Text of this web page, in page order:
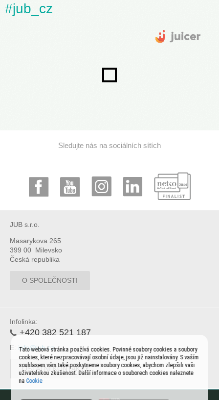
#jub_cz
Sledujte nás na sociálních sítích
JUB s.r.o.
Masarykova 265
399 00 Milevsko
Česká republika
O SPOLEČNOSTI
Infolinka:
+420 382 521 187
E: info@jub.cz
OSTATNÍ KONTAKTY
Tato webová stránka používá cookies. Povinné soubory cookies a soubory
cookies, které nezpracovávají osobní údaje, jsou již nainstalovány. S vaším
souhlasem vám také poskytneme soubory cookies, abychom zlepšili vaši
uživatelskou zkušenost. Další informace o souborech cookies naleznete
na Cookie